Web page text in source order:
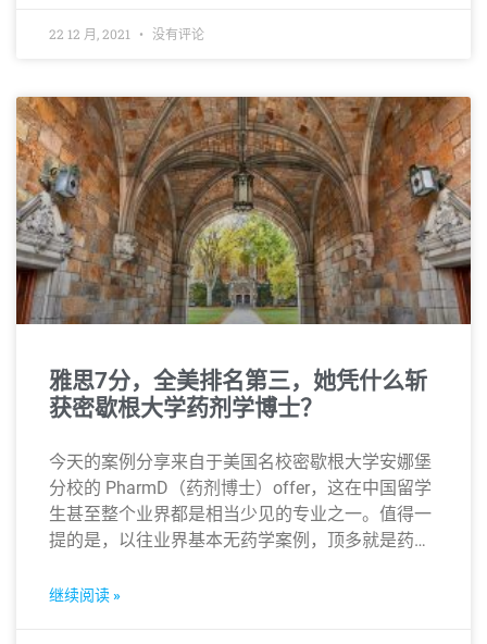
22 12 月, 2021 没有评论
雅思7分，全美排名第三，她凭什么斩
获密歇根大学药剂学博士？
今天的案例分享来自于美国名校密歇根大学安娜堡
分校的 PharmD（药剂博士）offer，这在中国留学
生甚至整个业界都是相当少见的专业之一。值得一
提的是，以往业界基本无药学案例，顶多就是药学
MD也就是常说的医学博士，含金量不言而喻。
继续阅读 »